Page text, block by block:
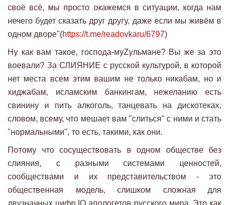
своё всё, мы просто окажемся в ситуации, когда нам
нечего будет сказать друг другу, даже если мы живём в
одном дворе"(https://t.me/readovkaru/6797)
Ну как вам такое, господа-муZульмане? Вы же за это
воевали? За СЛИЯНИЕ с русской культурой, в которой
нет места всем этим вашим не только никабам, но и
хиджабам, исламским банкингам, нежеланию есть
свинину и пить алкоголь, танцевать на дискотеках,
словом, всему, что мешает вам "слиться" с ними и стать
"нормальными", то есть, такими, как они.
Потому что сосуществовать в одном обществе без
слияния, с разными системами ценностей,
сообществами и их представительством - это
общественная модель, слишком сложная для
двузначных цифр IQ апологетов русского мира. Это как